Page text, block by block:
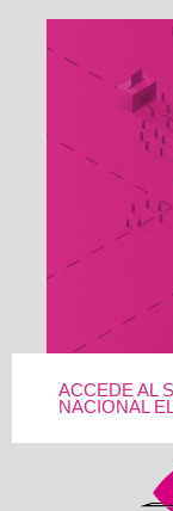
ACCEDE AL
NACIONAL